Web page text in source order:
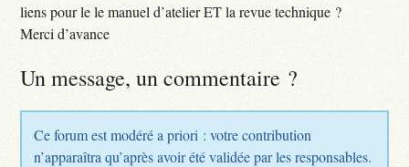
liens pour le le manuel d’atelier ET la revue technique ?
Merci d’avance
Un message, un commentaire ?
Ce forum est modéré a priori : votre contribution
n’apparaîtra qu’après avoir été validée par les responsables.